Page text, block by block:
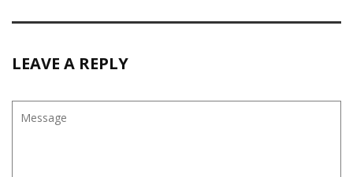
LEAVE A REPLY